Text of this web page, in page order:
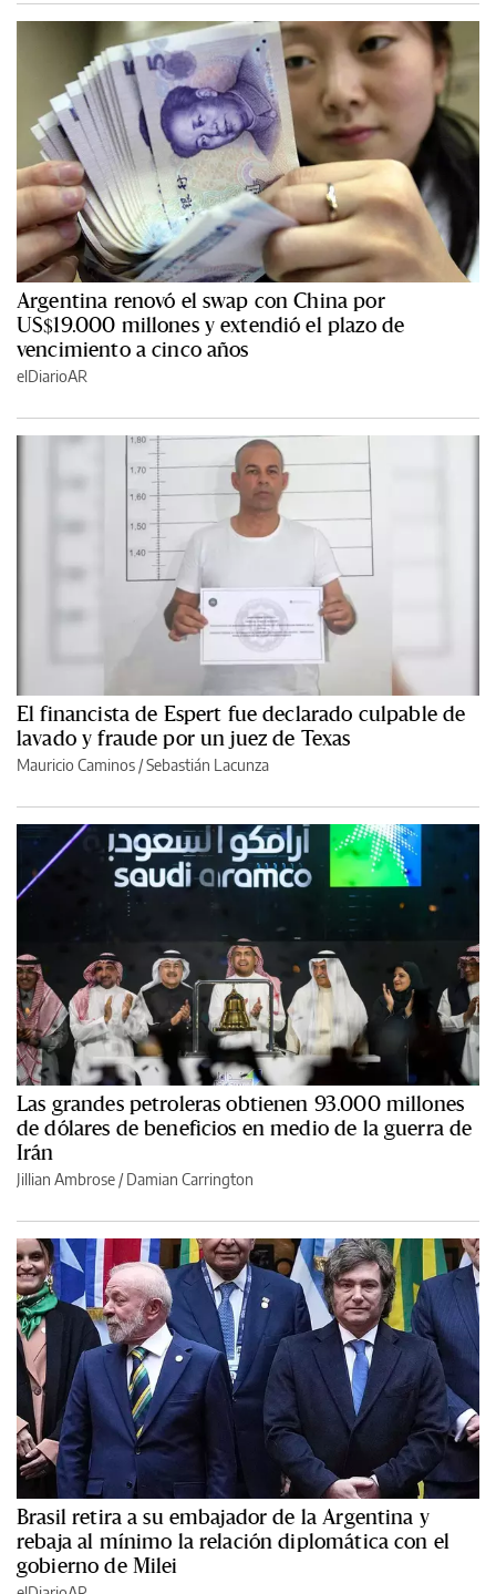
Argentina renovó el swap con China por
US$19.000 millones y extendió el plazo de
vencimiento a cinco años
elDiarioAR
El financista de Espert fue declarado culpable de
lavado y fraude por un juez de Texas
Mauricio Caminos /Sebastián Lacunza
Las grandes petroleras obtienen 93.000 millones
de dólares de beneficios en medio de la guerra de
Irán
Jillian Ambrose / Damian Carrington
Brasil retira a su embajador de la Argentina y
rebaja al mínimo la relación diplomática con el
gobierno de Milei